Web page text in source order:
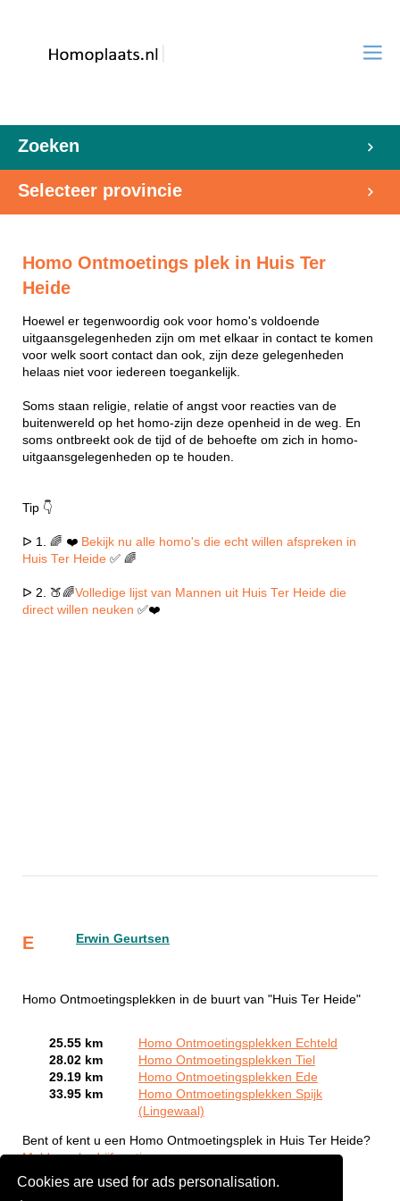
Cookies are used for ads personalisation.
Zoeken
Selecteer provincie
Homo Ontmoetings plek in Huis Ter
Heide
Hoewel er tegenwoordig ook voor homo's voldoende
uitgaansgelegenheden zijn om met elkaar in contact te komen
voor welk soort contact dan ook, zijn deze gelegenheden
helaas niet voor iedereen toegankelijk.
Soms staan religie, relatie of angst voor reacties van de
buitenwereld op het homo-zijn deze openheid in de weg. En
soms ontbreekt ook de tijd of de behoefte om zich in homo-
uitgaansgelegenheden op te houden.
Tip 👇
ᐅ 1. 🌈 ❤️ Bekijk nu alle homo's die echt willen afspreken in
Huis Ter Heide ✅ 🌈
ᐅ 2. 🍑🌈Volledige lijst van Mannen uit Huis Ter Heide die
direct willen neuken ✅❤️
E Erwin Geurtsen
Homo Ontmoetingsplekken in de buurt van "Huis Ter Heide"
25.55 km
Homo Ontmoetingsplekken Echteld
28.02 km
Homo Ontmoetingsplekken Tiel
29.19 km
Homo Ontmoetingsplekken Ede
33.95 km
Homo Ontmoetingsplekken Spijk
(Lingewaal)
Bent of kent u een Homo Ontmoetingsplek in Huis Ter Heide?
Meld een bedrijf gratis aan